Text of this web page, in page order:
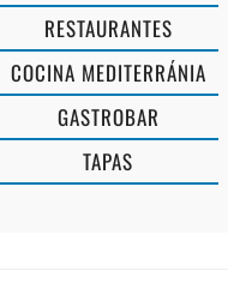
RESTAURANTES
COCINA MEDITERRÁNIA
GASTROBAR
TAPAS